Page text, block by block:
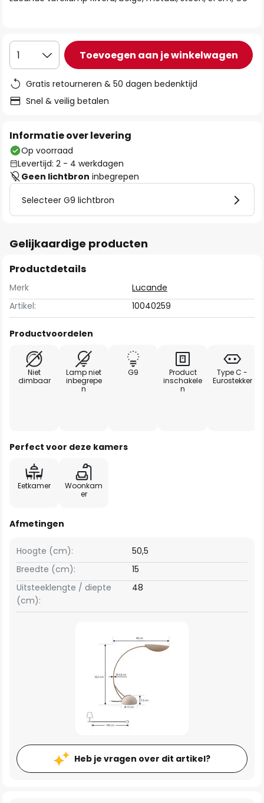
1 Toevoegen aan je winkelwagen
Gratis retourneren & 50 dagen bedenktijd
Snel & veilig betalen
Informatie over levering
Op voorraad
Levertijd: 2 - 4 werkdagen
Geen lichtbron inbegrepen
Selecteer G9 lichtbron
Gelijkaardige producten
Productdetails
Merk
Lucande
Artikel:
10040259
Productvoordelen
Niet
dimbaar
Lamp niet
inbegrepe
n
G9
Product
inschakele
n
Type C -
Eurostekker
Perfect voor deze kamers
Eetkamer
Woonkam
er
Afmetingen
Breedte (cm): 15
Hoogte (cm): 50,5
Uitsteeklengte / diepte
(cm):
48
Heb je vragen over dit artikel?